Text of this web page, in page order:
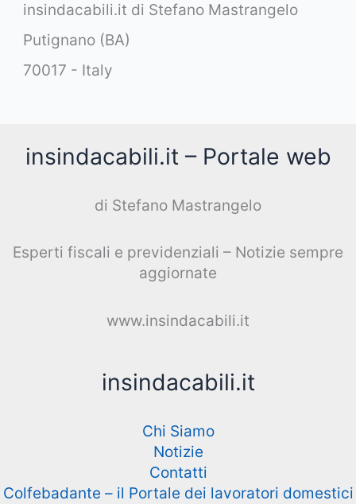
insindacabili.it di Stefano Mastrangelo
Putignano (BA)
70017 - Italy
insindacabili.it – Portale web
di Stefano Mastrangelo
Esperti fiscali e previdenziali – Notizie sempre
aggiornate
www.insindacabili.it
insindacabili.it
Chi Siamo
Notizie
Contatti
Colfebadante – il Portale dei lavoratori domestici